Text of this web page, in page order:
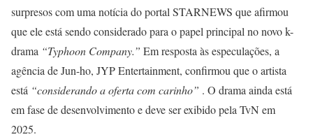
surpresos com uma notícia do portal STARNEWS que afirmou
que ele está sendo considerado para o papel principal no novo k-
drama “Typhoon Company.” Em resposta às especulações, a
agência de Jun-ho, JYP Entertainment, confirmou que o artista
está “considerando a oferta com carinho” . O drama ainda está
em fase de desenvolvimento e deve ser exibido pela TvN em
2025.